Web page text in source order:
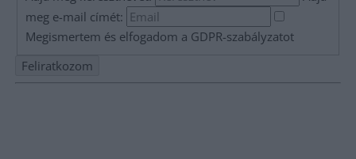
meg e-mail címét:
Megismertem és elfogadom a GDPR-szabályzatot